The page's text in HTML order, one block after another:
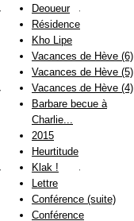
Deoueur
Résidence
Kho Lipe
Vacances de Hève (6)
Vacances de Hève (5)
Vacances de Hève (4)
Barbare becue à
Charlie...
2015
Heurtitude
Klak !
Lettre
Conférence (suite)
Conférence